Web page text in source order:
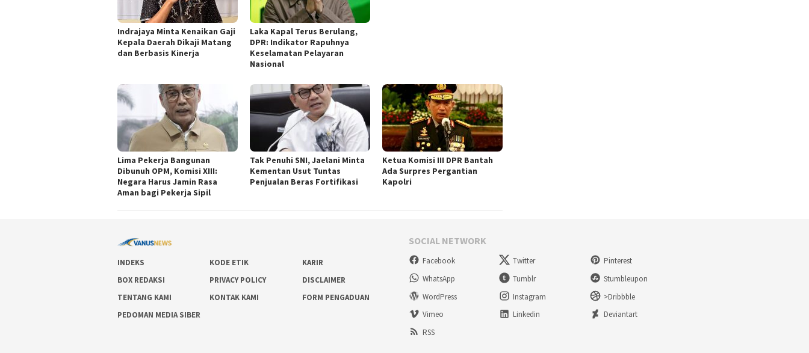
Indrajaya Minta Kenaikan Gaji
Kepala Daerah Dikaji Matang
dan Berbasis Kinerja
Laka Kapal Terus Berulang,
DPR: Indikator Rapuhnya
Keselamatan Pelayaran
Nasional
Lima Pekerja Bangunan
Dibunuh OPM, Komisi XIII:
Negara Harus Jamin Rasa
Aman bagi Pekerja Sipil
Tak Penuhi SNI, Jaelani Minta
Kementan Usut Tuntas
Penjualan Beras Fortifikasi
Ketua Komisi III DPR Bantah
Ada Surpres Pergantian
Kapolri
INDEKS KODE ETIK
KARIR
BOX REDAKSI
PRIVACY POLICY
DISCLAIMER
TENTANG KAMI
KONTAK KAMI
FORM PENGADUAN
PEDOMAN MEDIA SIBER
SOCIAL NETWORK
Facebook Twitter
Pinterest
WhatsApp
Tumblr
Stumbleupon
WordPress
Instagram
>Dribbble
Vimeo
Linkedin
Deviantart
RSS